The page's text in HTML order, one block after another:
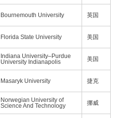
Bournemouth University 英国
Florida State University 美国
Indiana University–Purdue
University Indianapolis
美国
Masaryk University 捷克
Norwegian University of
Science And Technology
挪威